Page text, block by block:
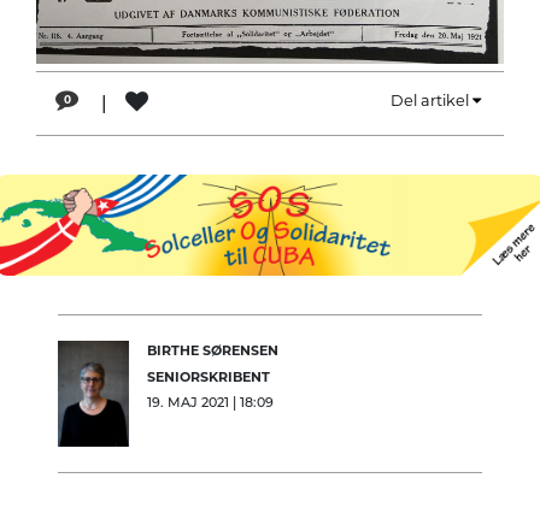
TEORI
OM
ARBEJDEREN
0 Del artikel
BIRTHE SØRENSEN
SENIORSKRIBENT
19. MAJ 2021 | 18:09